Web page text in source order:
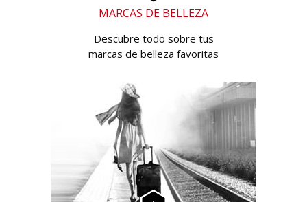
MARCAS DE BELLEZA
Descubre todo sobre tus
marcas de belleza favoritas